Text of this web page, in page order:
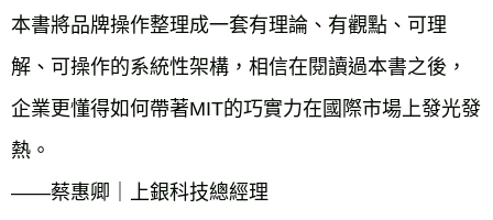
本書將品牌操作整理成一套有理論、有觀點、可理
解、可操作的系統性架構，相信在閱讀過本書之後，
企業更懂得如何帶著MIT的巧實力在國際市場上發光發
熱。
——蔡惠卿｜上銀科技總經理